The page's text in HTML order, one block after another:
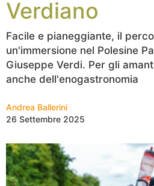
Verdiano
Facile e pianeggiante, il
un'immersione nel Polesine
Giuseppe Verdi. Per gli
anche dell'enogastronomia
Andrea Ballerini
26 Settembre 2025